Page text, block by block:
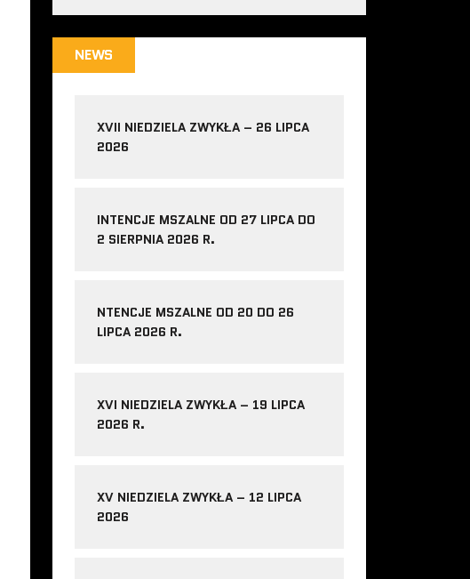
NEWS
XVII NIEDZIELA ZWYKŁA – 26 LIPCA
2026
INTENCJE MSZALNE OD 27 LIPCA DO
2 SIERPNIA 2026 R.
NTENCJE MSZALNE OD 20 DO 26
LIPCA 2026 R.
XVI NIEDZIELA ZWYKŁA – 19 LIPCA
2026 R.
XV NIEDZIELA ZWYKŁA – 12 LIPCA
2026